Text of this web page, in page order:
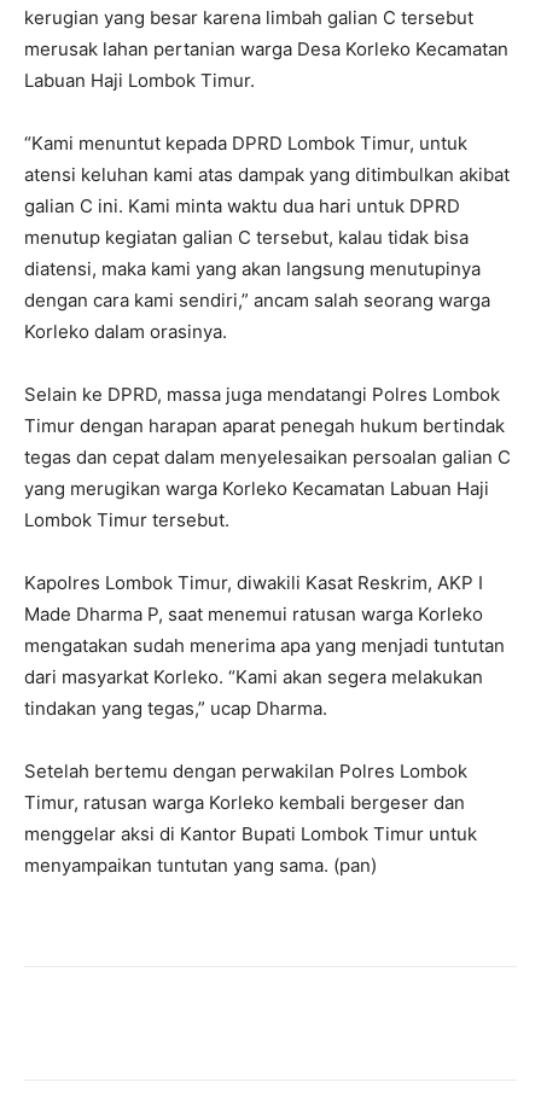
kerugian yang besar karena limbah galian C tersebut
merusak lahan pertanian warga Desa Korleko Kecamatan
Labuan Haji Lombok Timur.
“Kami menuntut kepada DPRD Lombok Timur, untuk
atensi keluhan kami atas dampak yang ditimbulkan akibat
galian C ini. Kami minta waktu dua hari untuk DPRD
menutup kegiatan galian C tersebut, kalau tidak bisa
diatensi, maka kami yang akan langsung menutupinya
dengan cara kami sendiri,” ancam salah seorang warga
Korleko dalam orasinya.
Selain ke DPRD, massa juga mendatangi Polres Lombok
Timur dengan harapan aparat penegah hukum bertindak
tegas dan cepat dalam menyelesaikan persoalan galian C
yang merugikan warga Korleko Kecamatan Labuan Haji
Lombok Timur tersebut.
Kapolres Lombok Timur, diwakili Kasat Reskrim, AKP I
Made Dharma P, saat menemui ratusan warga Korleko
mengatakan sudah menerima apa yang menjadi tuntutan
dari masyarkat Korleko. “Kami akan segera melakukan
tindakan yang tegas,” ucap Dharma.
Setelah bertemu dengan perwakilan Polres Lombok
Timur, ratusan warga Korleko kembali bergeser dan
menggelar aksi di Kantor Bupati Lombok Timur untuk
menyampaikan tuntutan yang sama. (pan)